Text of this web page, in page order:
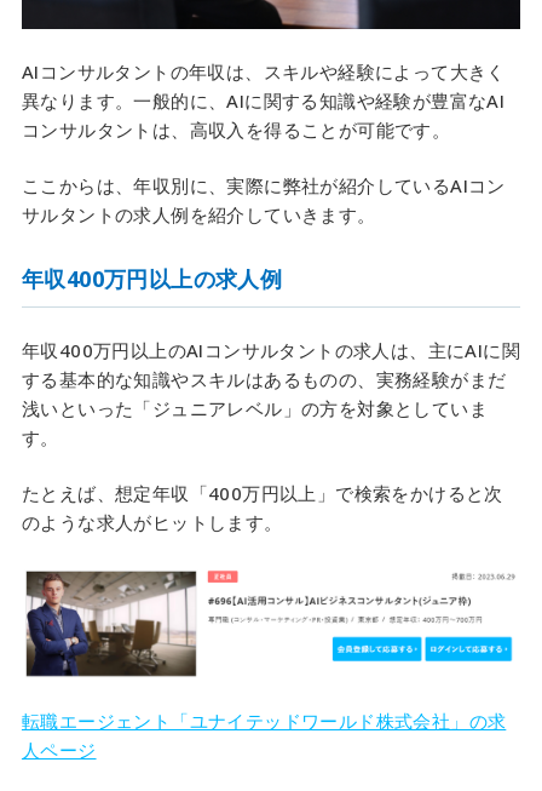
AIコンサルタントの年収は、スキルや経験によって大きく
異なります。一般的に、AIに関する知識や経験が豊富なAI
コンサルタントは、高収入を得ることが可能です。
ここからは、年収別に、実際に弊社が紹介しているAIコン
サルタントの求人例を紹介していきます。
年収400万円以上の求人例
年収400万円以上のAIコンサルタントの求人は、主にAIに関
する基本的な知識やスキルはあるものの、実務経験がまだ
浅いといった「ジュニアレベル」の方を対象としていま
す。
たとえば、想定年収「400万円以上」で検索をかけると次
のような求人がヒットします。
転職エージェント「ユナイテッドワールド株式会社」の求
人ページ